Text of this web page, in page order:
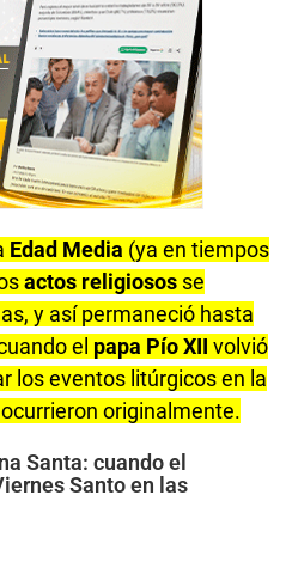
Edad Media (ya en tiempos
actos religiosos se
y así permaneció hasta
el papa Pío XII volvió
los eventos litúrgicos en la
originalmente.
Santa: cuando el
Santo en las